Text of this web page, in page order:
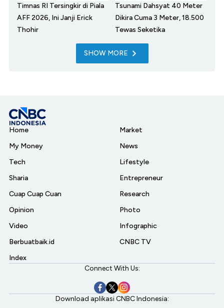
Timnas RI Tersingkir di Piala
AFF 2026, Ini Janji Erick
Thohir
Tsunami Dahsyat 40 Meter
Dikira Cuma 3 Meter, 18.500
Tewas Seketika
SHOW MORE
Home
My Money
Tech
Sharia
Cuap Cuap Cuan
Opinion
Video
Berbuatbaik.id
Index
Market
News
Lifestyle
Entrepreneur
Research
Photo
Infographic
CNBC TV
Connect With Us:
Download aplikasi CNBC Indonesia: